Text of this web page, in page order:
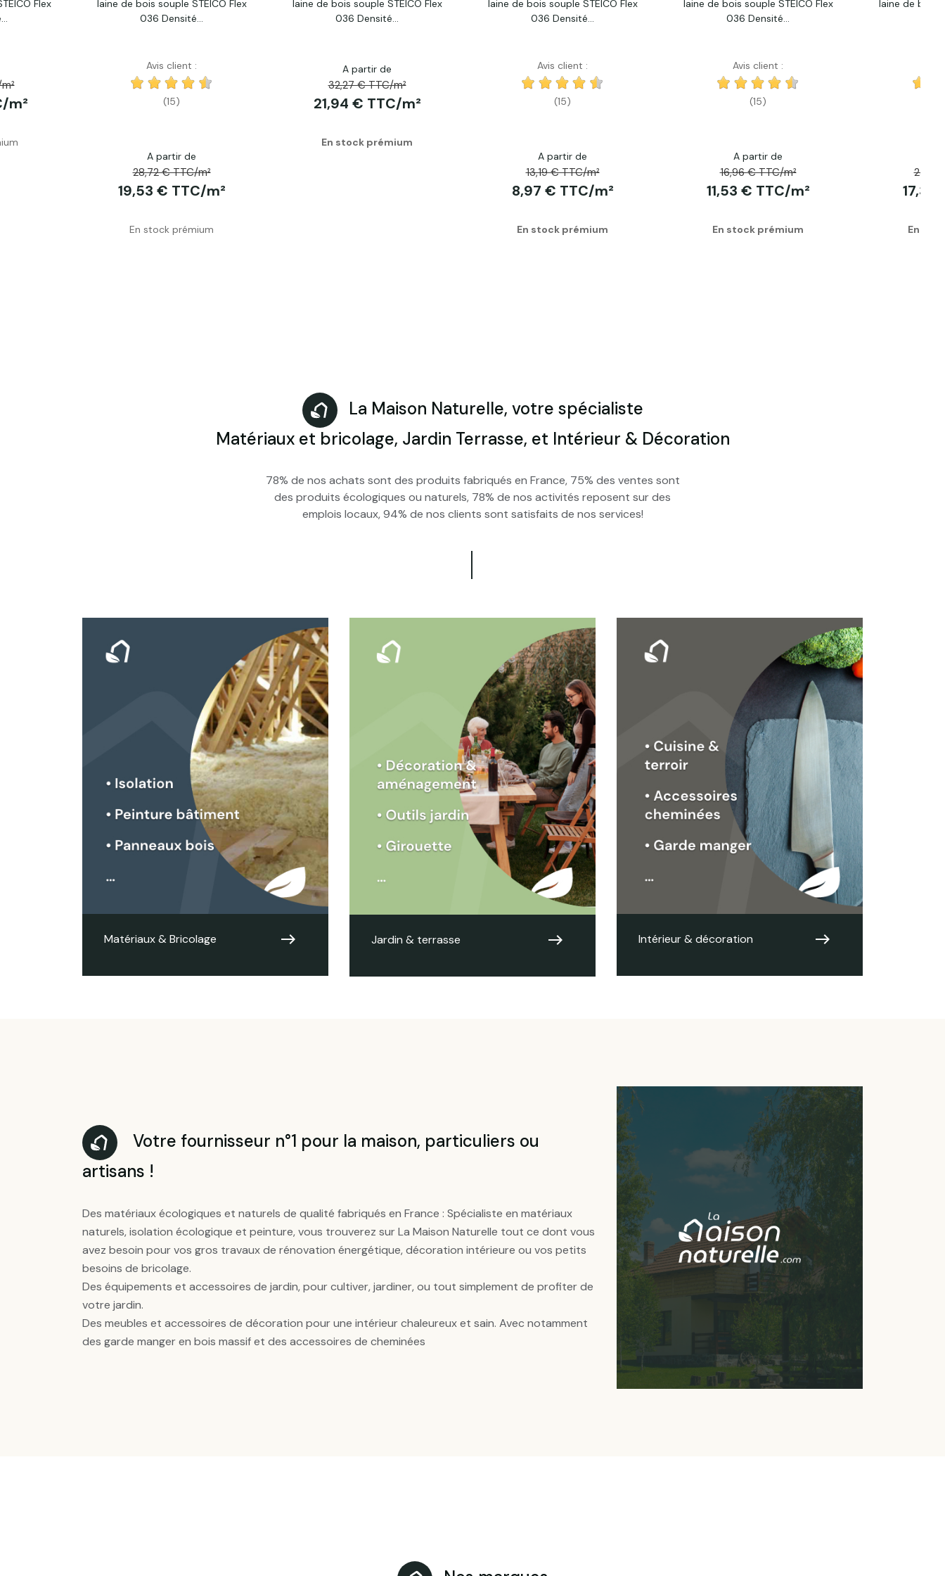
Flex
m²
Acheter
laine de bois souple STEICO Flex
036 Densité...
Avis client :
(15)
A partir de
28,72 € TTC/m²
19,53 € TTC/m²
En stock prémium
Acheter
laine de bois souple STEICO Flex
036 Densité...
A partir de
32,27 € TTC/m²
21,94 € TTC/m²
En stock prémium
Acheter
laine de bois souple STEICO Flex
036 Densité...
Avis client :
(15)
A partir de
13,19 € TTC/m²
8,97 € TTC/m²
En stock prémium
Acheter
laine de bois souple STEICO Flex
036 Densité...
Avis client :
(15)
A partir de
16,96 € TTC/m²
11,53 € TTC/m²
En stock prémium
laine de bois
25,46
17,31
En
La Maison Naturelle, votre spécialiste
Matériaux et bricolage, Jardin Terrasse, et Intérieur & Décoration
78% de nos achats sont des produits fabriqués en France, 75% des ventes sont
des produits écologiques ou naturels, 78% de nos activités reposent sur des
emplois locaux, 94% de nos clients sont satisfaits de nos services!
Matériaux & Bricolage east Jardin & terrasse east Intérieur & décoration east
Votre fournisseur n°1 pour la maison, particuliers ou
artisans !
Des matériaux écologiques et naturels de qualité fabriqués en France : Spécialiste en matériaux
naturels, isolation écologique et peinture, vous trouverez sur La Maison Naturelle tout ce dont vous
avez besoin pour vos gros travaux de rénovation énergétique, décoration intérieure ou vos petits
besoins de bricolage.
Des équipements et accessoires de jardin, pour cultiver, jardiner, ou tout simplement de profiter de
votre jardin.
Des meubles et accessoires de décoration pour une intérieur chaleureux et sain. Avec notamment
des garde manger en bois massif et des accessoires de cheminées